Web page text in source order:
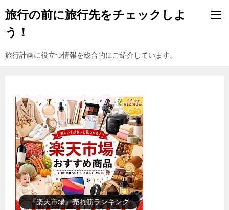
旅行の前に旅行先をチェックしよ
う！
旅行計画に役立つ情報を総合的にご紹介しています。
『楽天市場』売れ筋ランキング